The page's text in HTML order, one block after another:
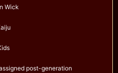
Wick
post-generation